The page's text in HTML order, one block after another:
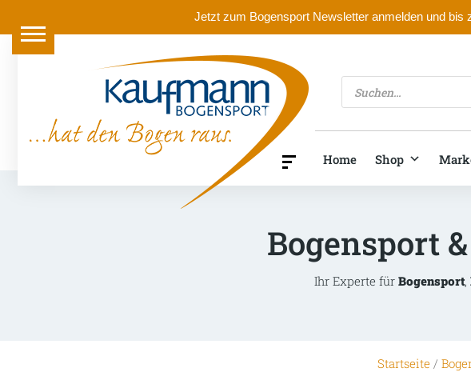
Jetzt zum Bogensport Newsletter anmelden und bis
Products
search
Home Shop
Bogensport
Ihr Experte für Bogensport,
Startseite /